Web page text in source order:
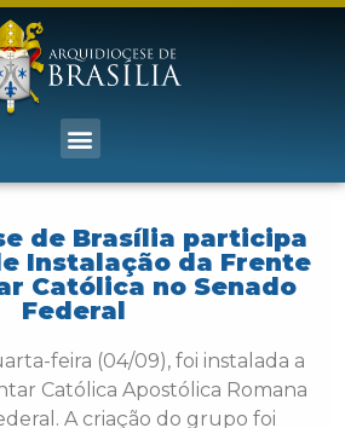
de Brasília participa
Instalação da Frente
Católica no Senado
Federal
feira (04/09), foi instalada a
Católica Apostólica Romana
A criação do grupo foi